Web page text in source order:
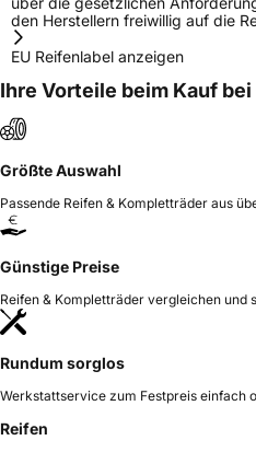
den Herstellern freiwillig auf die
EU Reifenlabel anzeigen
Ihre Vorteile beim Kauf bei
Größte Auswahl
Passende Reifen & Kompletträder aus
Günstige Preise
Reifen & Kompletträder vergleichen und
Rundum sorglos
Werkstattservice zum Festpreis einfach
Reifen